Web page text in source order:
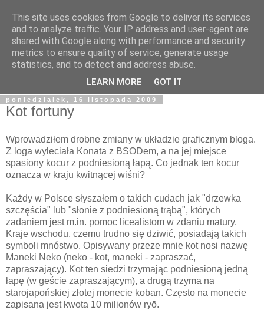
Tapioka Pana Goka
Blog należący do Goku122 - studenta Informatyki, fascynata
kultury japońskiej, fantastyki i wielu innych rzeczy.
poniedziałek, 16 listopada 2009
Kot fortuny
Wprowadziłem drobne zmiany w układzie graficznym bloga.
Z loga wyleciała Konata z BSODem, a na jej miejsce
spasiony kocur z podniesioną łapą. Co jednak ten kocur
oznacza w kraju kwitnącej wiśni?
Każdy w Polsce słyszałem o takich cudach jak "drzewka
szczęścia" lub "słonie z podniesioną trąbą", których
zadaniem jest m.in. pomoc licealistom w zdaniu matury.
Kraje wschodu, czemu trudno się dziwić, posiadają takich
symboli mnóstwo. Opisywany przeze mnie kot nosi nazwę
Maneki Neko (neko - kot, maneki - zapraszać,
zapraszający). Kot ten siedzi trzymając podniesioną jedną
łapę (w geście zapraszającym), a drugą trzyma na
starojapońskiej złotej monecie koban. Często na monecie
zapisana jest kwota 10 milionów ryō.
This site uses cookies from Google to deliver its services
and to analyze traffic. Your IP address and user-agent are
shared with Google along with performance and security
metrics to ensure quality of service, generate usage
statistics, and to detect and address abuse.
LEARN MORE GOT IT